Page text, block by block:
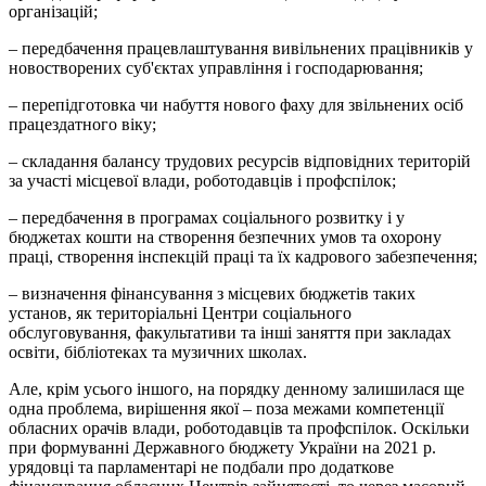
організацій;
– передбачення працевлаштування вивільнених працівників у
новостворених суб'єктах управління і господарювання;
– перепідготовка чи набуття нового фаху для звільнених осіб
працездатного віку;
– складання балансу трудових ресурсів відповідних територій
за участі місцевої влади, роботодавців і профспілок;
– передбачення в програмах соціального розвитку і у
бюджетах кошти на створення безпечних умов та охорону
праці, створення інспекцій праці та їх кадрового забезпечення;
– визначення фінансування з місцевих бюджетів таких
установ, як територіальні Центри соціального
обслуговування, факультативи та інші заняття при закладах
освіти, бібліотеках та музичних школах.
Але, крім усього іншого, на порядку денному залишилася ще
одна проблема, вирішення якої – поза межами компетенції
обласних орачів влади, роботодавців та профспілок. Оскільки
при формуванні Державного бюджету України на 2021 р.
урядовці та парламентарі не подбали про додаткове